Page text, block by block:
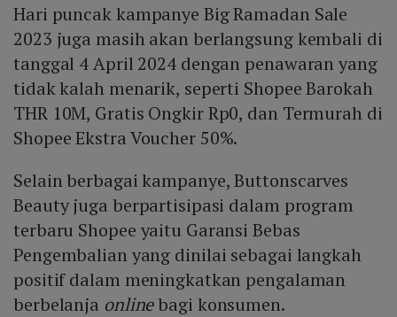
Hari puncak kampanye Big Ramadan Sale
2023 juga masih akan berlangsung kembali di
tanggal 4 April 2024 dengan penawaran yang
tidak kalah menarik, seperti Shopee Barokah
THR 10M, Gratis Ongkir Rp0, dan Termurah di
Shopee Ekstra Voucher 50%.
Selain berbagai kampanye, Buttonscarves
Beauty juga berpartisipasi dalam program
terbaru Shopee yaitu Garansi Bebas
Pengembalian yang dinilai sebagai langkah
positif dalam meningkatkan pengalaman
berbelanja onlinebagi konsumen.